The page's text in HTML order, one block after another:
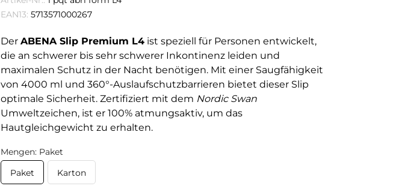
EAN13: 5713571000267
Der ABENA Slip Premium L4 ist speziell für Personen entwickelt,
die an schwerer bis sehr schwerer Inkontinenz leiden und
maximalen Schutz in der Nacht benötigen. Mit einer Saugfähigkeit
von 4000 ml und 360°-Auslaufschutzbarrieren bietet dieser Slip
optimale Sicherheit. Zertifiziert mit dem Nordic Swan
Umweltzeichen, ist er 100% atmungsaktiv, um das
Hautgleichgewicht zu erhalten.
Mengen: Paket
Paket
Karton